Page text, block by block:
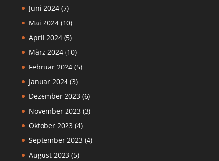
Juni 2024(7)
Mai 2024(10)
April 2024(5)
März 2024(10)
Februar 2024(5)
Januar 2024(3)
Dezember 2023 (6)
November 2023 (3)
Oktober 2023 (4)
September 2023 (4)
August 2023 (5)